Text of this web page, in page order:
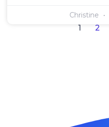
Christine
1 2